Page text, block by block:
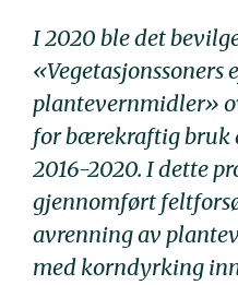
I 2020 ble det
«Vegetasjonssoners
plantevernmidler»
for bærekraftig bruk
2016-2020. I dette
gjennomført
avrenning av
med korndyrking